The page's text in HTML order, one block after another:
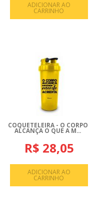
ADICIONAR AO
CARRINHO
COQUETELEIRA - O CORPO
ALCANÇA O QUE A M...
R$ 28,05
ADICIONAR AO
CARRINHO